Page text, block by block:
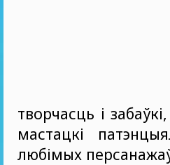
творчасць і
мастацкі
любімых